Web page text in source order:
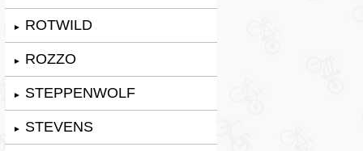
► ROTWILD
► ROZZO
► STEPPENWOLF
► STEVENS